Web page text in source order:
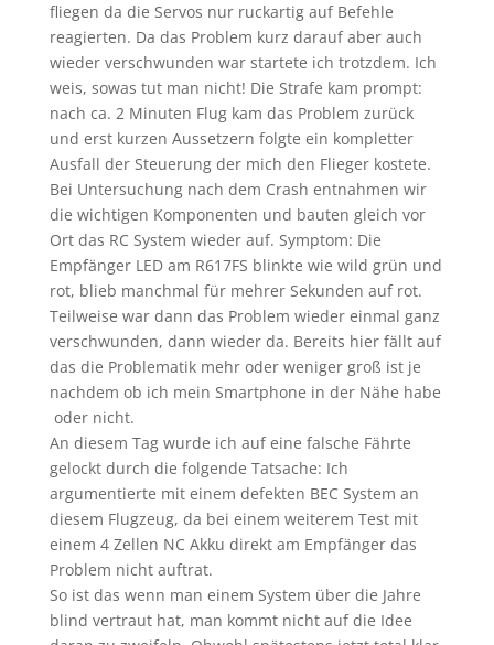
fliegen da die Servos nur ruckartig auf Befehle
reagierten. Da das Problem kurz darauf aber auch
wieder verschwunden war startete ich trotzdem. Ich
weis, sowas tut man nicht! Die Strafe kam prompt:
nach ca. 2 Minuten Flug kam das Problem zurück
und erst kurzen Aussetzern folgte ein kompletter
Ausfall der Steuerung der mich den Flieger kostete.
Bei Untersuchung nach dem Crash entnahmen wir
die wichtigen Komponenten und bauten gleich vor
Ort das RC System wieder auf. Symptom: Die
Empfänger LED am R617FS blinkte wie wild grün und
rot, blieb manchmal für mehrer Sekunden auf rot.
Teilweise war dann das Problem wieder einmal ganz
verschwunden, dann wieder da. Bereits hier fällt auf
das die Problematik mehr oder weniger groß ist je
nachdem ob ich mein Smartphone in der Nähe habe
oder nicht.
An diesem Tag wurde ich auf eine falsche Fährte
gelockt durch die folgende Tatsache: Ich
argumentierte mit einem defekten BEC System an
diesem Flugzeug, da bei einem weiterem Test mit
einem 4 Zellen NC Akku direkt am Empfänger das
Problem nicht auftrat.
So ist das wenn man einem System über die Jahre
blind vertraut hat, man kommt nicht auf die Idee